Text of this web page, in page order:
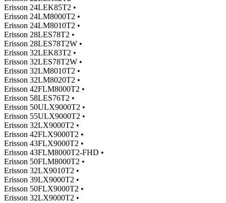
Erisson 24LEK85T2 •
Erisson 24LM8000T2 •
Erisson 24LM8010T2 •
Erisson 28LES78T2 •
Erisson 28LES78T2W •
Erisson 32LEK83T2 •
Erisson 32LES78T2W •
Erisson 32LM8010T2 •
Erisson 32LM8020T2 •
Erisson 42FLM8000T2 •
Erisson 58LES76T2 •
Erisson 50ULX9000T2 •
Erisson 55ULX9000T2 •
Erisson 32LX9000T2 •
Erisson 42FLX9000T2 •
Erisson 43FLX9000T2 •
Erisson 43FLM8000T2-FHD •
Erisson 50FLM8000T2 •
Erisson 32LX9010T2 •
Erisson 39LX9000T2 •
Erisson 50FLX9000T2 •
Erisson 32LX9000T2 •